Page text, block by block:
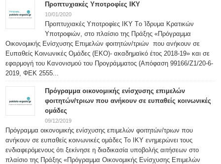
Προπτυχιακές Υποτροφίες ΙΚΥ
10/01/2020
Προπτυχιακές Υποτροφίες ΙΚΥ Tο Ίδρυμα Κρατικών
Υποτροφιών, στο πλαίσιο της Πράξης «Πρόγραμμα
Οικονομικής Ενίσχυσης Επιμελών φοιτητών/τριών που ανήκουν σε
Ευπαθείς Κοινωνικές Ομάδες (ΕΚΟ)- ακαδημαϊκό έτος 2018-19» και σε
εφαρμογή του Κανονισμού του Προγράμματος (Απόφαση 99166/Ζ1/20-6-
2019, ΦΕΚ 2555...
Πρόγραμμα οικονομικής ενίσχυσης επιμελών
φοιτητών/τριων που ανήκουν σε ευπαθείς κοινωνικές
ομάδες
09/12/2019
Πρόγραμμα οικονομικής ενίσχυσης επιμελών φοιτητών/τριων που
ανήκουν σε ευπαθείς κοινωνικές ομάδες Το ΙΚΥ ενημερώνει τους
ενδιαφερόμενους ότι ξεκίνησε η διαδικασία υποβολής αιτήσεων στο
πλαίσιο της Πράξης «Πρόγραμμα Οικονομικής Ενίσχυσης Επιμελών